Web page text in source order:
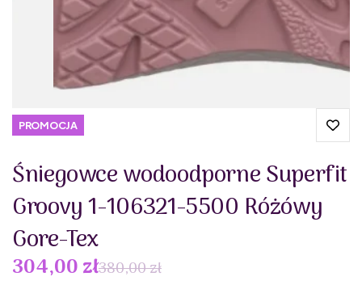
PROMOCJA
Śniegowce wodoodporne Superfit
Groovy 1-106321-5500 Różówy
Gore-Tex
304,00 zł380,00 zł